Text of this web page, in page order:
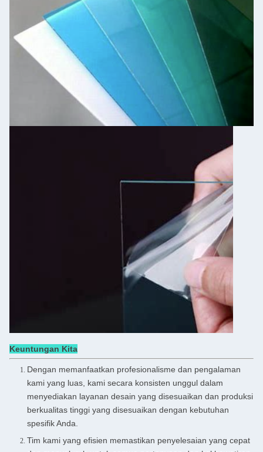
Keuntungan Kita
Dengan memanfaatkan profesionalisme dan pengalaman
kami yang luas, kami secara konsisten unggul dalam
menyediakan layanan desain yang disesuaikan dan produksi
berkualitas tinggi yang disesuaikan dengan kebutuhan
spesifik Anda.
Tim kami yang efisien memastikan penyelesaian yang cepat